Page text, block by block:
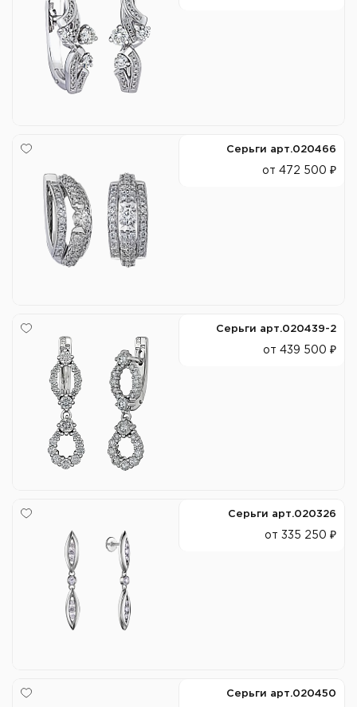
Серьги арт.020466
от 472 500 ₽
Серьги арт.020439-2
от 439 500 ₽
Серьги арт.020326
от 335 250 ₽
Серьги арт.020450